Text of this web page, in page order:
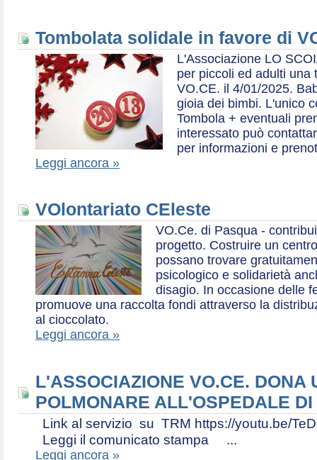
Tombolata solidale in favore di
L'Associazione LO
per piccoli ed adulti una
VO.CE. il 4/01/2025.
gioia dei bimbi. L'unico
Tombola + eventuali
interessato può
per informazioni e
Leggi ancora »
VOlontariato CEleste
VO.Ce. di Pasqua -
progetto. Costruire un
possano trovare
psicologico e solidarietà
disagio. In occasione delle
promuove una raccolta fondi attraverso la
al cioccolato.
Leggi ancora »
L'ASSOCIAZIONE VO.CE. DONA
POLMONARE ALL'OSPEDALE
Link al servizio su TRM https://youtu.be/
Leggi il comunicato stampa ...
Leggi ancora »